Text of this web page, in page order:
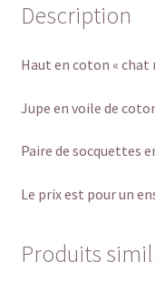
Description
Haut en coton «
Jupe en voile de
Paire de socquettes
Le prix est pour un
Produits